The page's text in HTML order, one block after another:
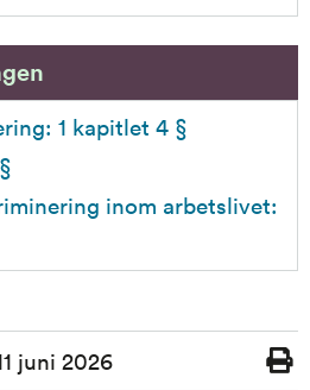
1 kapitlet 4 §
inom arbetslivet:
juni 2026
Skriv
ut